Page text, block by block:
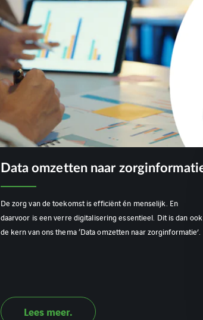
Data omzetten naar
De zorg van de toekomst is efficiënt én menselijk. En
daarvoor is een verre digitalisering essentieel. Dit is dan ook
de kern van ons thema ‘Data omzetten naar zorginformatie’.
Lees meer.